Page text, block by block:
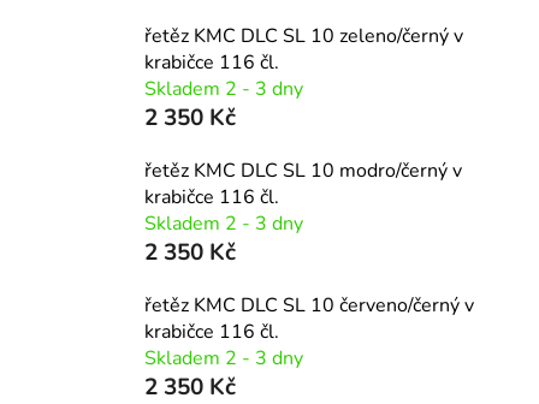
řetěz KMC DLC SL 10 zeleno/černý v
krabičce 116 čl.
Skladem 2 - 3 dny
2 350 Kč
řetěz KMC DLC SL 10 modro/černý v
krabičce 116 čl.
Skladem 2 - 3 dny
2 350 Kč
řetěz KMC DLC SL 10 červeno/černý v
krabičce 116 čl.
Skladem 2 - 3 dny
2 350 Kč